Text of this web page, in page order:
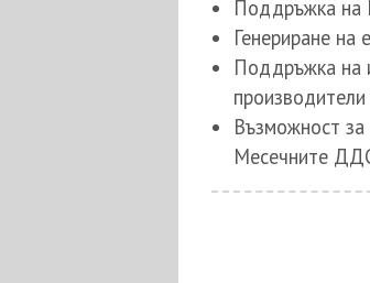
Поддръжка на
Генериране на
Поддръжка на
производители
Възможност
Месечните